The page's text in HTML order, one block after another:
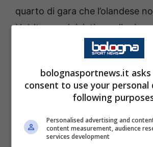
quarto di gara che l’olandese
Un’altra sua iniziativa nella
Rowe poi bloccato da
sacrifica molto anche in fase di
possesso. Partita sufficiente.
Primo tempo in ombra, gioca
bolognasportnews.it
consent to use your
following
Personalised advertising and
content measurement, audience
services development